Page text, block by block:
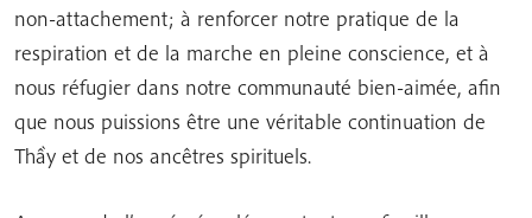
non-attachement; à renforcer notre pratique de la
respiration et de la marche en pleine conscience, et à
nous réfugier dans notre communauté bien-aimée, afin
que nous puissions être une véritable continuation de
Thầy et de nos ancêtres spirituels.